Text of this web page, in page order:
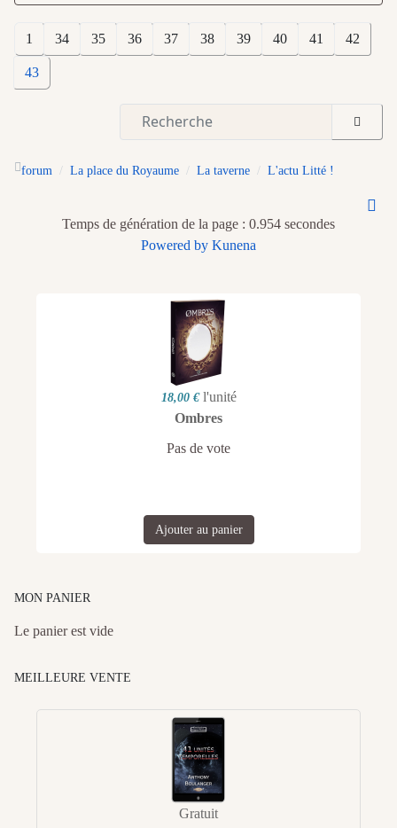
1 34 35 36 37 38 39 40 41 42
43
forum La place du Royaume La taverne L'actu Litté !
Temps de génération de la page : 0.954 secondes
Powered by Kunena
18,00 € l'unité
Ombres
Pas de vote
Ajouter au panier
MON PANIER
Le panier est vide
MEILLEURE VENTE
Gratuit